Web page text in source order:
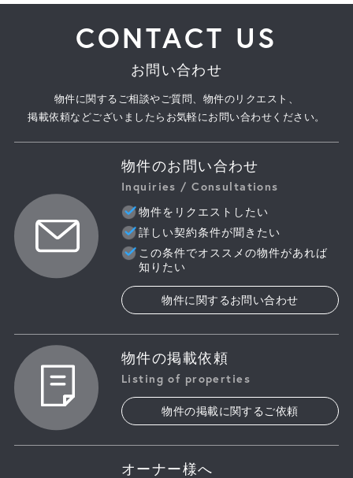
CONTACT US
お問い合わせ
物件に関するご相談やご質問、物件のリクエスト、
掲載依頼などございましたらお気軽にお問い合わせください。
物件のお問い合わせ
Inquiries / Consultations
物件をリクエストしたい
詳しい契約条件が聞きたい
この条件でオススメの物件があれば
知りたい
物件に関するお問い合わせ
物件の掲載依頼
Listing of properties
物件の掲載に関するご依頼
オーナー様へ